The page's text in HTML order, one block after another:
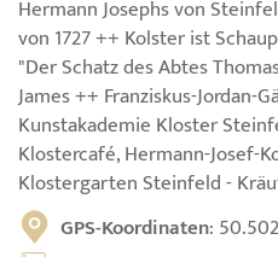
Hermann Josephs von
von 1727 ++ Kolster ist
"Der Schatz des Abtes
James ++ Franziskus-Jordan-
Kunstakademie Kloster
Klostercafé, Hermann-Josef-
Klostergarten Steinfeld -
GPS-Koordinaten: